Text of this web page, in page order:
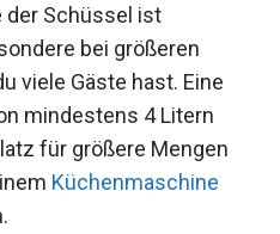
der Schüssel ist
bei größeren
viele Gäste hast. Eine
mindestens 4 Litern
für größere Mengen
Küchenmaschine